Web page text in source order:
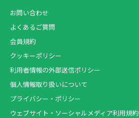
お問い合わせ
よくあるご質問
会員規約
クッキーポリシー
利用者情報の外部送信ポリシー
個人情報取り扱いについて
プライバシー・ポリシー
ウェブサイト・ソーシャルメディア利用規約